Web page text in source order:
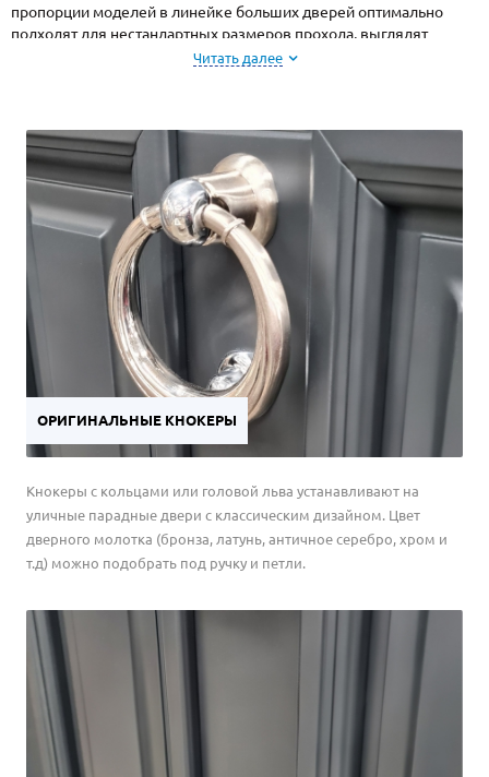
пропорции моделей в линейке больших дверей оптимально
подходят для нестандартных размеров прохода, выглядят
стильно и эстетически привлекательно.
сварки металла, каждая металлическая дверь имеет
повышенную надежность и длительный срок эксплуатации.
Двери предназначеныдля частного дома
, загородного коттеджа,
установки в квартиру, а такжев подъезды жилых домов,в
офисы,магазины,рестораныи на другие объекты.
Читать далее
ОРИГИНАЛЬНЫЕ КНОКЕРЫ
Кнокеры с кольцами или головой льва устанавливают на
уличные парадные двери с классическим дизайном. Цвет
дверного молотка (бронза, латунь, античное серебро, хром и
т.д) можно подобрать под ручку и петли.